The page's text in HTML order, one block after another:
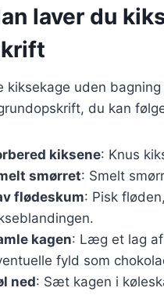
laver du
kiksekage uden
du kan
kiksene: Knus
smørret: Smelt
flødeskum: Pisk
kagen: Læg et lag
fyld som
ned: Sæt kagen i